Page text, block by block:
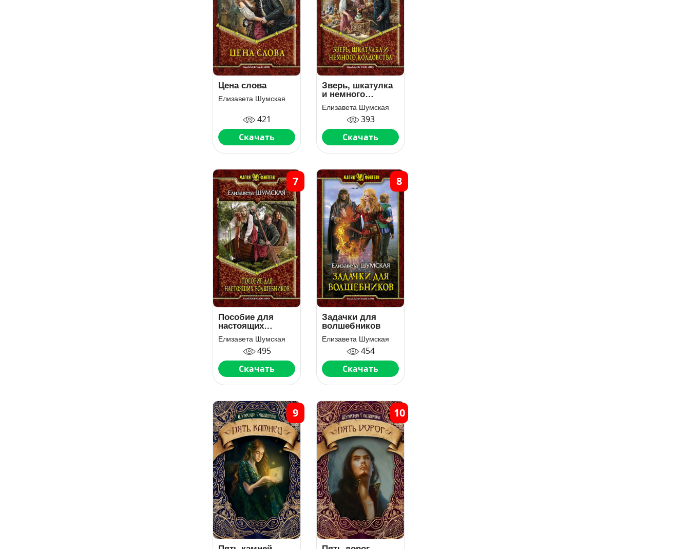
Цена слова
Елизавета Шумская
421
Скачать
Зверь, шкатулка
и немного
колдовства
Елизавета Шумская
393
Скачать
Пособие для
настоящих
волшебников
Елизавета Шумская
495
Скачать
7
Задачки для
волшебников
Елизавета Шумская
454
Скачать
8
9 10